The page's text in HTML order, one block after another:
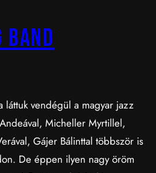
vendégül a magyar jazz
Micheller Myrtillel,
Gájer Bálinttal többször is
De éppen ilyen nagy öröm